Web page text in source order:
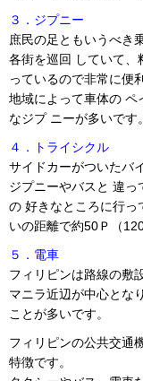
３．ジプニー
庶民の足ともいうべき
各街を巡回 していて、
っているので非常に便
地域によって車体の ペ
なジプ ニーが多いです。
４．トライシクル
サイドカーがついたバ
ジプニーやバスと 違
の 好きなところに行っ
いの距離で約50Ｐ（
５．電車
フィリピンは路線の敷
マニラ近辺が中心とな
ことが多いです。
フィリピンの公共交通
特徴です。